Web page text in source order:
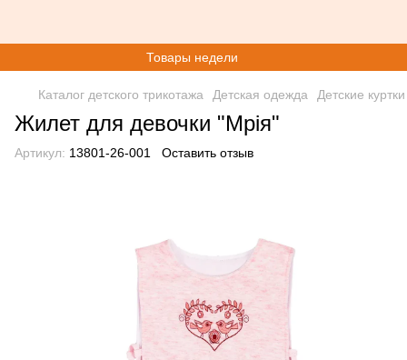
Товары недели
Каталог детского трикотажа Детская одежда Детские куртки
Жилет для девочки "Мрія"
Артикул: 13801-26-001 Оставить отзыв